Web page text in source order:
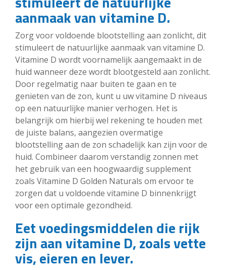
aanmaak van vitamine D.
Zorg voor voldoende blootstelling aan zonlicht, dit
stimuleert de natuurlijke aanmaak van vitamine D.
Vitamine D wordt voornamelijk aangemaakt in de
huid wanneer deze wordt blootgesteld aan zonlicht.
Door regelmatig naar buiten te gaan en te
genieten van de zon, kunt u uw vitamine D niveaus
op een natuurlijke manier verhogen. Het is
belangrijk om hierbij wel rekening te houden met
de juiste balans, aangezien overmatige
blootstelling aan de zon schadelijk kan zijn voor de
huid. Combineer daarom verstandig zonnen met
het gebruik van een hoogwaardig supplement
zoals Vitamine D Golden Naturals om ervoor te
zorgen dat u voldoende vitamine D binnenkrijgt
voor een optimale gezondheid.
Eet voedingsmiddelen die rijk
zijn aan vitamine D, zoals vette
vis, eieren en lever.